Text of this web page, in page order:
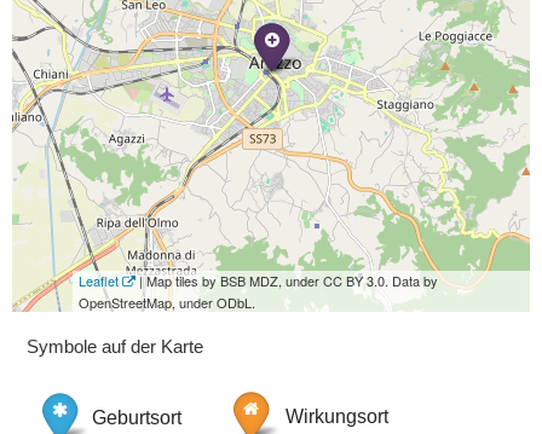
Leaflet
| Map tiles by BSB MDZ, under CC BY 3.0. Data by
OpenStreetMap, under ODbL.
Symbole auf der Karte
Geburtsort Wirkungsort